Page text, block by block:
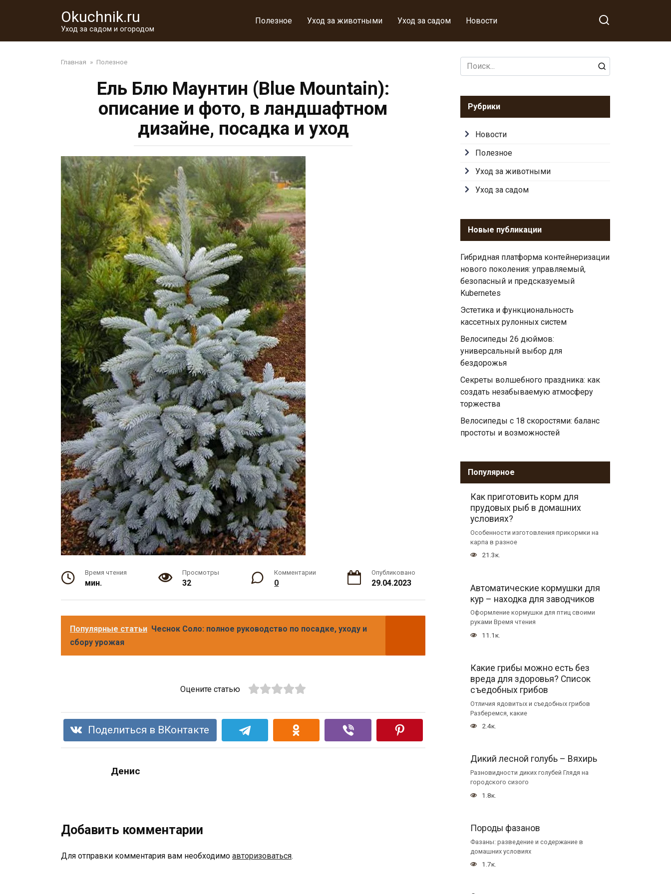
Okuchnik.ru
Уход за садом и огородом
Полезное Уход за животными Уход за садом Новости
Главная » Полезное
Ель Блю Маунтин (Blue Mountain):
описание и фото, в ландшафтном
дизайне, посадка и уход
Время чтения
мин.
Просмотры
32
Комментарии
0
Опубликовано
29.04.2023
Популярные статьи Чеснок Соло: полное руководство по посадке, уходу и
сбору урожая
Оцените статью
Поделиться в ВКонтакте
Денис
Добавить комментарии
Для отправки комментария вам необходимо авторизоваться.
Search
for:
Рубрики
Новости
Полезное
Уход за животными
Уход за садом
Новые публикации
Гибридная платформа контейнеризации
нового поколения: управляемый,
безопасный и предсказуемый
Kubernetes
Эстетика и функциональность
кассетных рулонных систем
Велосипеды 26 дюймов:
универсальный выбор для
бездорожья
Секреты волшебного праздника: как
создать незабываемую атмосферу
торжества
Велосипеды с 18 скоростями: баланс
простоты и возможностей
Популярное
Как приготовить корм для
прудовых рыб в домашних
условиях?
Особенности изготовления прикормки на
карпа в разное
21.3к.
Автоматические кормушки для
кур – находка для заводчиков
Оформление кормушки для птиц своими
руками Время чтения
11.1к.
Какие грибы можно есть без
вреда для здоровья? Список
съедобных грибов
Отличия ядовитых и съедобных грибов
Разберемся, какие
2.4к.
Дикий лесной голубь – Вяхирь
Разновидности диких голубей Глядя на
городского сизого
1.8к.
Породы фазанов
Фазаны: разведение и содержание в
домашних условиях
1.7к.